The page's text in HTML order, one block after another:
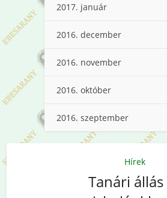
2017. január
2016. december
2016. november
2016. október
2016. szeptember
Hírek
Tanári állás